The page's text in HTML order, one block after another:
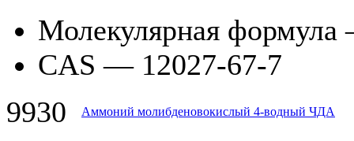
Молекулярная
CAS — 12027-67-7
9930
Аммоний молибденовокислый 4-водный ЧДА